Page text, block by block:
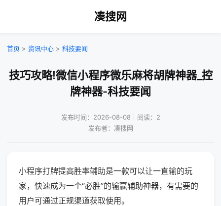
凑搜网
首页 > 资讯中心 > 科技要闻
技巧攻略!微信小程序微乐麻将胡牌神器_控
牌神器-科技要闻
发布时间：2026-08-08｜阅读：2
发布者：凑搜网
小程序打牌提高胜率辅助是一款可以让一直输的玩
家，快速成为一个“必胜”的输赢辅助神器，有需要的
用户可通过正规渠道获取使用。